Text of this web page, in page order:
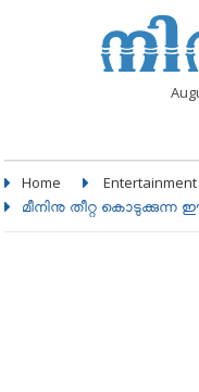
Home Entertainment
മീനിനു തീറ്റ കൊടുക്കുന്ന